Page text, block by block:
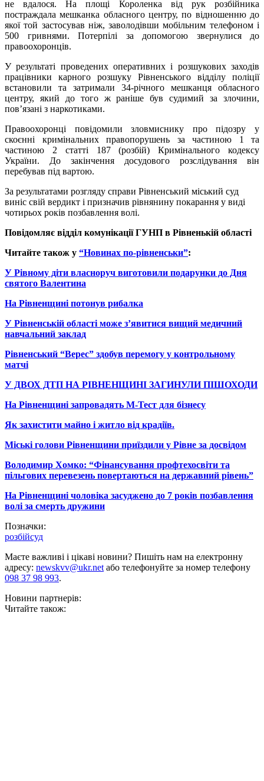
не вдалося. На площі Короленка від рук розбійника
постраждала мешканка обласного центру, по відношенню до
якої той застосував ніж, заволодівши мобільним телефоном і
500 гривнями. Потерпілі за допомогою звернулися до
правоохоронців.
У результаті проведених оперативних і розшукових заходів
працівники карного розшуку Рівненського відділу поліції
встановили та затримали 34-річного мешканця обласного
центру, який до того ж раніше був судимий за злочини,
пов’язані з наркотиками.
Правоохоронці повідомили зловмиснику про підозру у
скоєнні кримінальних правопорушень за частиною 1 та
частиною 2 статті 187 (розбій) Кримінального кодексу
України. До закінчення досудового розслідування він
перебував під вартою.
За результатами розгляду справи Рівненський міський суд
виніс свій вердикт і призначив рівнянину покарання у виді
чотирьох років позбавлення волі.
Повідомляє відділ комунікаціїГУНП в Рівненькій області
Читайте також у “Новинах по-рівненськи”:
У Рівному діти власноруч виготовили подарунки до Дня
святого Валентина
На Рівненщині потонув рибалка
У Рівненській області може з’явитися вищий медичний
навчальний заклад
Рівненський “Верес” здобув перемогу у контрольному
матчі
У ДВОХ ДТП НА РІВНЕНЩИНІ ЗАГИНУЛИ ПІШОХОДИ
На Рівненщині запровадять М-Тест для бізнесу
Як захистити майно і житло від крадіїв.
Міські голови Рівненщини приїздили у Рівне за досвідом
Володимир Хомко: “Фінансування профтехосвіти та
пільгових перевезень повертаються на державний рівень”
На Рівненщині чоловіка засуджено до 7 років позбавлення
волі за смерть дружини
Позначки:
розбійсуд
Маєте важливі і цікаві новини? Пишіть нам на електронну
адресу: newskvv@ukr.netабо телефонуйте за номер телефону
098 37 98 993.
Новини партнерів:
Читайте також: